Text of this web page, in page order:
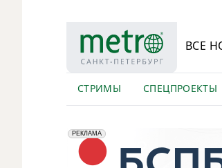
ВСЕ
СТРИМЫ СПЕЦПРОЕКТЫ
erid: 2VfnxyFybV5
РЕКЛАМА
ПАО "Банк "Санкт-Петербург", ИНН: